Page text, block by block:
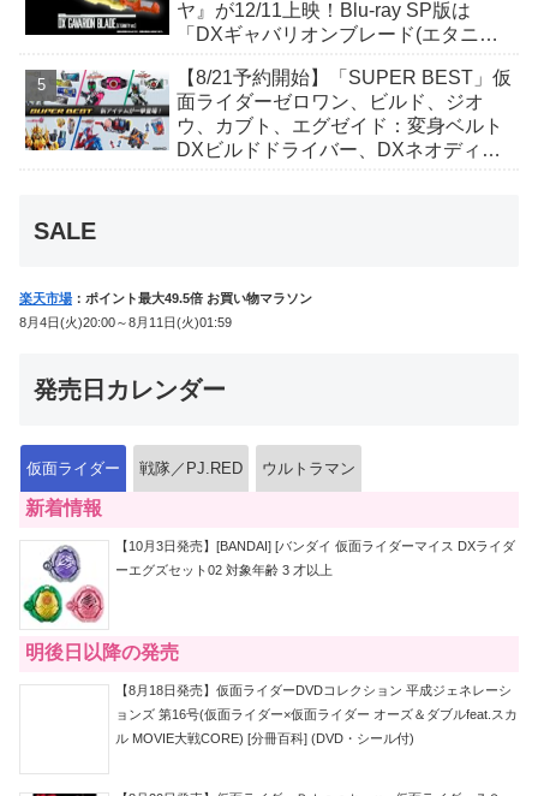
ヤ』が12/11上映！Blu-ray SP版は
「DXギャバリオンブレード(エタニテ
か豪華特典付き！
【8/21予約開始】「SUPER BEST」仮
面ライダーゼロワン、ビルド、ジオ
ウ、カブト、エグゼイド：変身ベルト
DXビルドドライバー、DXネオディケ
SALE
楽天市場 ：ポイント最大49.5倍 お買い物マラソン
8月4日(火)20:00～8月11日(火)01:59
発売日カレンダー
仮面ライダー 戦隊／PJ.RED ウルトラマン
新着情報
【10月3日発売】[BANDAI] [バンダイ 仮面ライダーマイス DXライダ
ーエグズセット02 対象年齢 3 才以上
明後日以降の発売
【8月18日発売】仮面ライダーDVDコレクション 平成ジェネレーシ
ョンズ 第16号(仮面ライダー×仮面ライダー オーズ＆ダブルfeat.スカ
ル MOVIE大戦CORE) [分冊百科] (DVD・シール付)